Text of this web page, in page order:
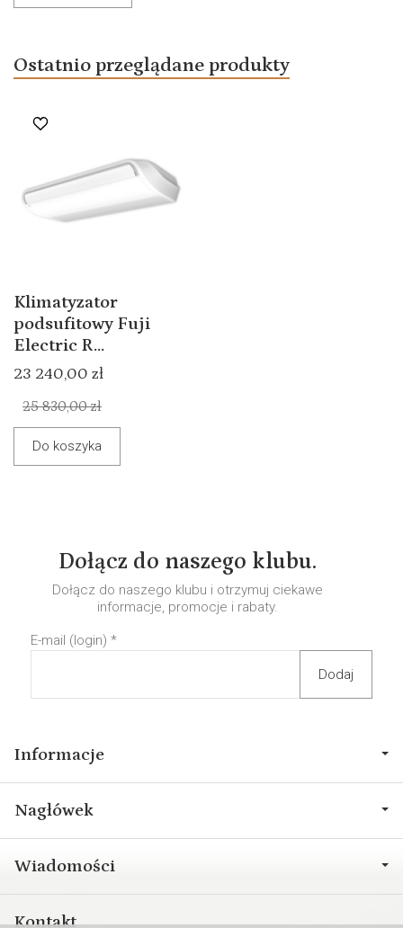
Ostatnio przeglądane produkty
Klimatyzator
podsufitowy Fuji
Electric R...
23 240,00 zł
25 830,00 zł
Do koszyka
Dołącz do naszego klubu.
Dołącz do naszego klubu i otrzymuj ciekawe
informacje, promocje i rabaty.
E-mail (login) *
Informacje
Nagłówek
Wiadomości
Kontakt